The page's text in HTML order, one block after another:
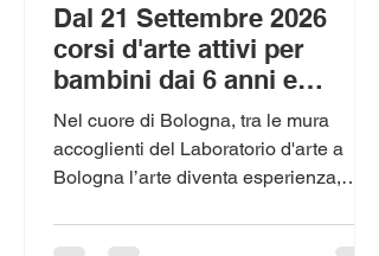
Dal 21 Settembre 2026
corsi d'arte attivi per
bambini dai 6 anni e
ragazzi e adulti
Nel cuore di Bologna, tra le mura
accoglienti del Laboratorio d'arte a
Bologna l’arte diventa esperienza,